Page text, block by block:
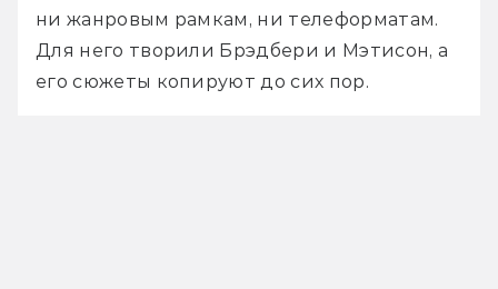
ни жанровым рамкам, ни телеформатам.
Для него творили Брэдбери и Мэтисон, а
его сюжеты копируют до сих пор.